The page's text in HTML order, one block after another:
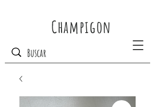
Champigon